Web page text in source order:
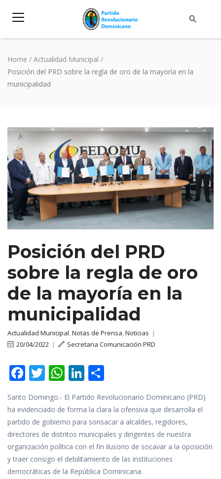
Home / Actualidad Municipal /
Posición del PRD sobre la regla de oro de la mayoría en la
municipalidad
Posición del PRD
sobre la regla de oro
de la mayoría en la
municipalidad
Actualidad Municipal,Notas de Prensa,Noticias |
20/04/2022 | Secretaria Comunicación PRD
F
e
b
o
o
k
T
itt
er
W
h
at
s
A
p
p
Li
n
k
e
dI
n
o
m
p
ar
ti
r
Santo Domingo.- El Partido Revolucionario Dominicano (PRD)
ha evidenciado de forma la clara la ofensiva que desarrolla el
partido de gobierno para sonsacar a alcaldes, regidores,
directores de distritos municipales y dirigentes de nuestra
organización política con el fin ilusorio de socavar a la oposición
y traer consigo el debilitamiento de las instituciones
democráticas de la República Dominicana.